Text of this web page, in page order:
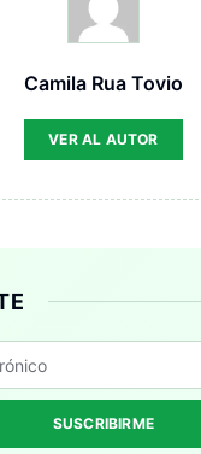
Camila Rua Tovio
VER AL AUTOR
SUSCRIBIRME